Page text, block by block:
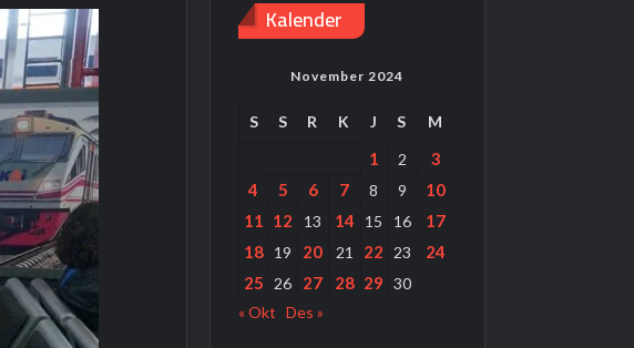
Kalender
November 2024
S S R K J S M
1 2
3
4
5 6 7 8 9
10
11
12 13 14 15 16
17
18 19 20 21 22 23
24
25
26 27 28 29 30
« Okt Des »